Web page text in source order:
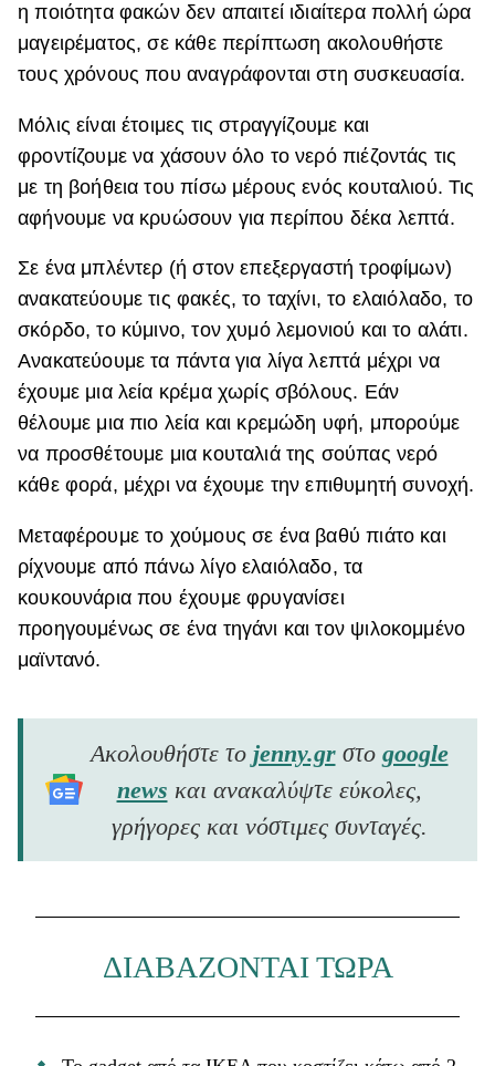
η ποιότητα φακών δεν απαιτεί ιδιαίτερα πολλή ώρα
μαγειρέματος, σε κάθε περίπτωση ακολουθήστε
τους χρόνους που αναγράφονται στη συσκευασία.
Μόλις είναι έτοιμες τις στραγγίζουμε και
φροντίζουμε να χάσουν όλο το νερό πιέζοντάς τις
με τη βοήθεια του πίσω μέρους ενός κουταλιού. Τις
αφήνουμε να κρυώσουν για περίπου δέκα λεπτά.
Σε ένα μπλέντερ (ή στον επεξεργαστή τροφίμων)
ανακατεύουμε τις φακές, το ταχίνι, το ελαιόλαδο, το
σκόρδο, το κύμινο, τον χυμό λεμονιού και το αλάτι.
Ανακατεύουμε τα πάντα για λίγα λεπτά μέχρι να
έχουμε μια λεία κρέμα χωρίς σβόλους. Εάν
θέλουμε μια πιο λεία και κρεμώδη υφή, μπορούμε
να προσθέτουμε μια κουταλιά της σούπας νερό
κάθε φορά, μέχρι να έχουμε την επιθυμητή συνοχή.
Μεταφέρουμε το χούμους σε ένα βαθύ πιάτο και
ρίχνουμε από πάνω λίγο ελαιόλαδο, τα
κουκουνάρια που έχουμε φρυγανίσει
προηγουμένως σε ένα τηγάνι και τον ψιλοκομμένο
μαϊντανό.
Ακολουθήστε το jenny.grστο google
news και ανακαλύψτε εύκολες,
γρήγορες και νόστιμες συνταγές.
ΔΙΑΒΑΖΟΝΤΑΙ ΤΩΡΑ